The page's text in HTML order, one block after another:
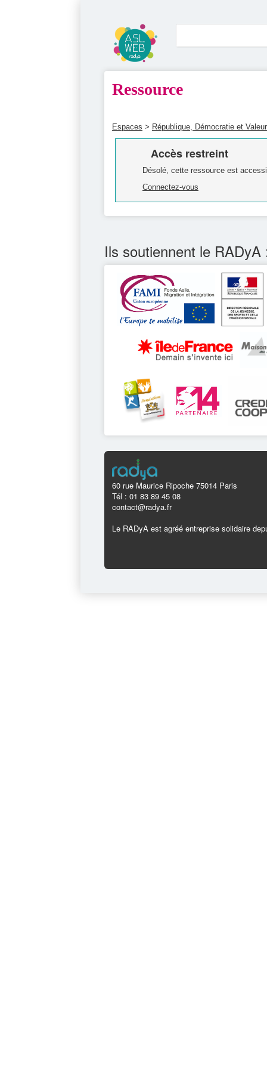
Ressource
Espaces > République, Démocratie et
Accès restreint
Désolé, cette ressource est
Connectez-vous
Ils soutiennent le RADyA
60 rue Maurice Ripoche 75014 Paris
Tél : 01 83 89 45 08
contact@radya.fr
Le RADyA est agréé entreprise solidaire